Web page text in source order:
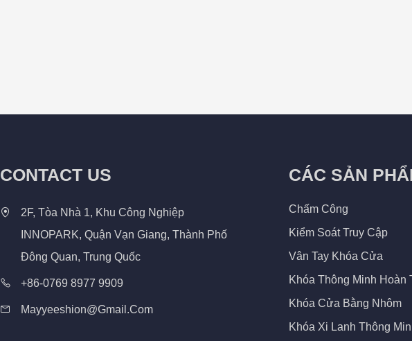
CONTACT US
2F, Tòa Nhà 1, Khu Công Nghiệp
INNOPARK, Quận Vạn Giang, Thành Phố
Đông Quan, Trung Quốc
+86-0769 8977 9909
Mayyeeshion@gmail.com
CÁC SẢN
Chấm Công
Kiểm Soát Truy Cập
Vân Tay Khóa Cửa
Khóa Thông Minh Hoàn
Khóa Cửa Bằng Nhôm
Khóa Xi Lanh Thông